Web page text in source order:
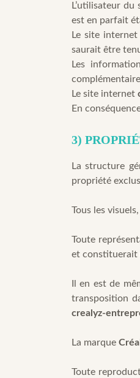
L’utilisateur
est en parfait
Le site internet
saurait être
Les
Le site internet
En
3)
La structure
propriété
Tous les
Toute
et constituerait
Il en est de
transposition
crealyz-
La marque
Toute